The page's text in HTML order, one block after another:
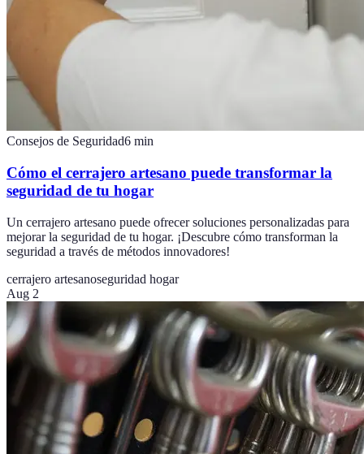
Consejos de Seguridad6 min
Cómo el cerrajero artesano puede transformar la
seguridad de tu hogar
Un cerrajero artesano puede ofrecer soluciones personalizadas para
mejorar la seguridad de tu hogar. ¡Descubre cómo transforman la
seguridad a través de métodos innovadores!
cerrajero artesanoseguridad hogar
Aug 2